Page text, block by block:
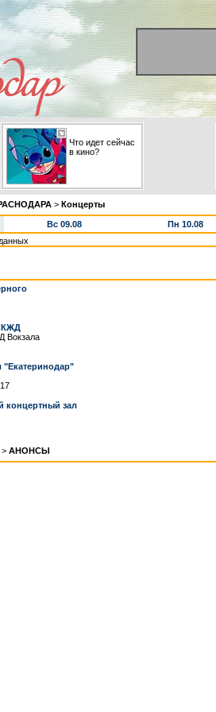
Что идет сейчас
в кино?
> Концерты
Вс 09.08 Пн 10.08
Вокзала
"Екатеринодар"
концертный зал
> АНОНСЫ